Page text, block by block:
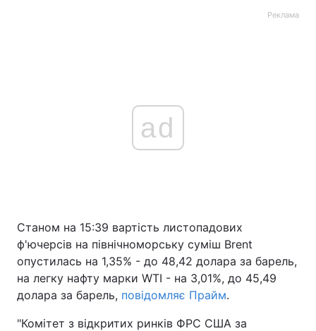
Реклама
ad
Станом на 15:39 вартість листопадових
ф'ючерсів на північноморську суміш Brent
опустилась на 1,35% - до 48,42 долара за барель,
на легку нафту марки WTI - на 3,01%, до 45,49
долара за барель, повідомляє Прайм.
"Комітет з відкритих ринків ФРС США за